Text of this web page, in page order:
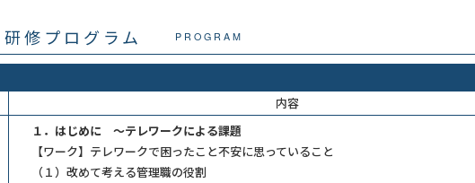
研修プログラム PROGRAM
内容
１．はじめに ～テレワークによる課題
【ワーク】テレワークで困ったこと不安に思っていること
（１）改めて考える管理職の役割